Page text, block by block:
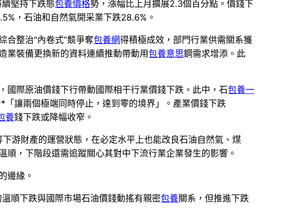
堅持下跌態包養價格勢，漲幅比上月擴展2.3個百分點。價錢下
，石油和自然氣開采業下跌28.6%。
合整治“內卷式”競爭奪包養網得積極成效，部門行業供需關系獲
業裝備更換新的資料連續推動帶動用包養意思鋼需求增添。此
國際原油價錢下行帶動國際相干行業價錢下跌。此中，石包養一
讓兩個極端同時停止，達到零的境界」。產業價錢下跌
養錢下跌或降幅收窄。
游財產的運營狀態，在必定水平上也能改良石油自然氣、煤
順，下階段還需追蹤關心其對中下流行業企業發生的影響。
邊緣。
順下跌與國際市場石油價錢動搖有親密包養關系，但推進下跌